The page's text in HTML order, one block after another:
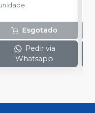
Esgotado
Pedir via
Whatsapp